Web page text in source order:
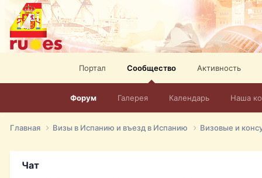
Портал Сообщество
Форум Галерея Календарь Наша
Активность
Главная Визы в Испанию и въезд в Испанию Визовые и
Чат
elevision-in-spain.html Тел: +972-526-384-339
David16
Книги
David16
Подскажите пожалуйста, как удалить свой аккаунт из
Если Вы попали в трудную ситуацию и возникла